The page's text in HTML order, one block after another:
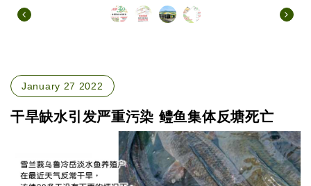
January 27 2022
干旱缺水引发严重污染 鳢鱼集体反塘死亡